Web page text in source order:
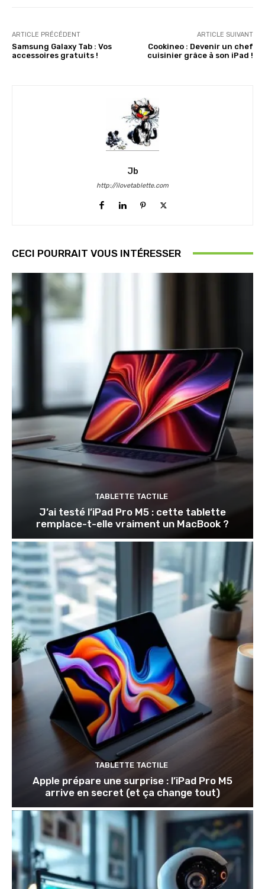
ARTICLE PRÉCÉDENT
Samsung Galaxy Tab : Vos
accessoires gratuits !
ARTICLE SUIVANT
Cookineo : Devenir un chef
cuisinier grâce à son iPad !
Jb
http://ilovetablette.com
CECI POURRAIT VOUS INTÉRESSER
TABLETTE TACTILE
J’ai testé l’iPad Pro M5 : cette tablette
remplace-t-elle vraiment un MacBook ?
TABLETTE TACTILE
Apple prépare une surprise : l’iPad Pro M5
arrive en secret (et ça change tout)